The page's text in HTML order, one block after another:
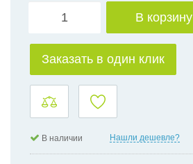
В корзину
Заказать в один клик
В наличии Нашли дешевле?